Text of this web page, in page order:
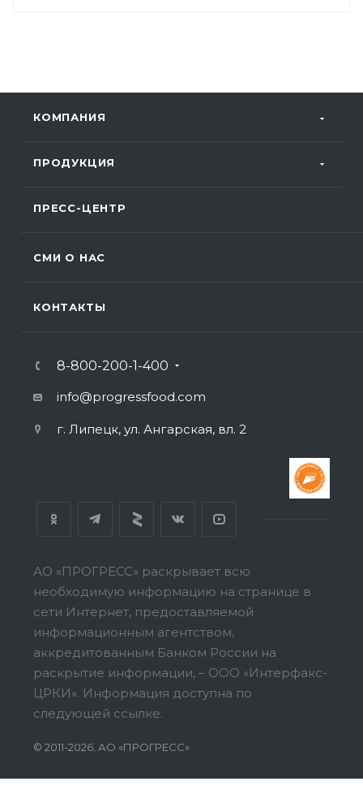
КОМПАНИЯ
ПРОДУКЦИЯ
ПРЕСС-ЦЕНТР
СМИ О НАС
КОНТАКТЫ
8-800-200-1-400
info@progressfood.com
г. Липецк, ул. Ангарская, вл. 2
АО «ПРОГРЕСС» раскрывает всю
необходимую информацию на странице в
сети Интернет, предоставляемой
информационным агентством,
аккредитованным Банком России на
раскрытие информации, – ООО «Интерфакс-
ЦРКИ». Информация доступна по
следующей ссылке.
© 2011-2026, АО «ПРОГРЕСС»